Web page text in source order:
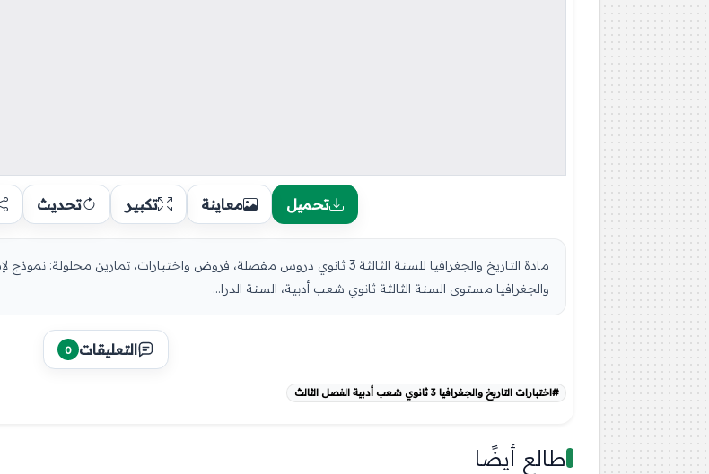
تحميل معاينة تكبير تحديث
والجغرافيا مستوى السنة الثالثة ثانوي شعب أدبية، السنة الدرا...
التعليقات 0
#اختبارات التاريخ والجغرافيا 3 ثانوي شعب أدبية الفصل الثالث
طالع أيضًا